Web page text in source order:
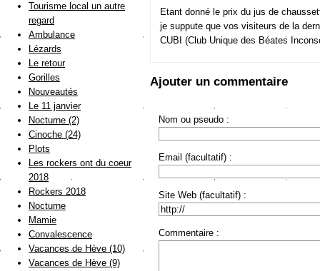
Etant donné le prix du jus de
je suppute que vos visiteurs de la
CUBI (Club Unique des Béates
Ajouter un commentaire
Nom ou pseudo :
Email (facultatif) :
Site Web (facultatif) :
Commentaire :
Tourisme local un autre
regard
Ambulance
Lézards
Le retour
Gorilles
Nouveautés
Le 11 janvier
Nocturne (2)
Cinoche (24)
Plots
Les rockers ont du coeur
2018
Rockers 2018
Nocturne
Mamie
Convalescence
Vacances de Hève (10)
Vacances de Hève (9)